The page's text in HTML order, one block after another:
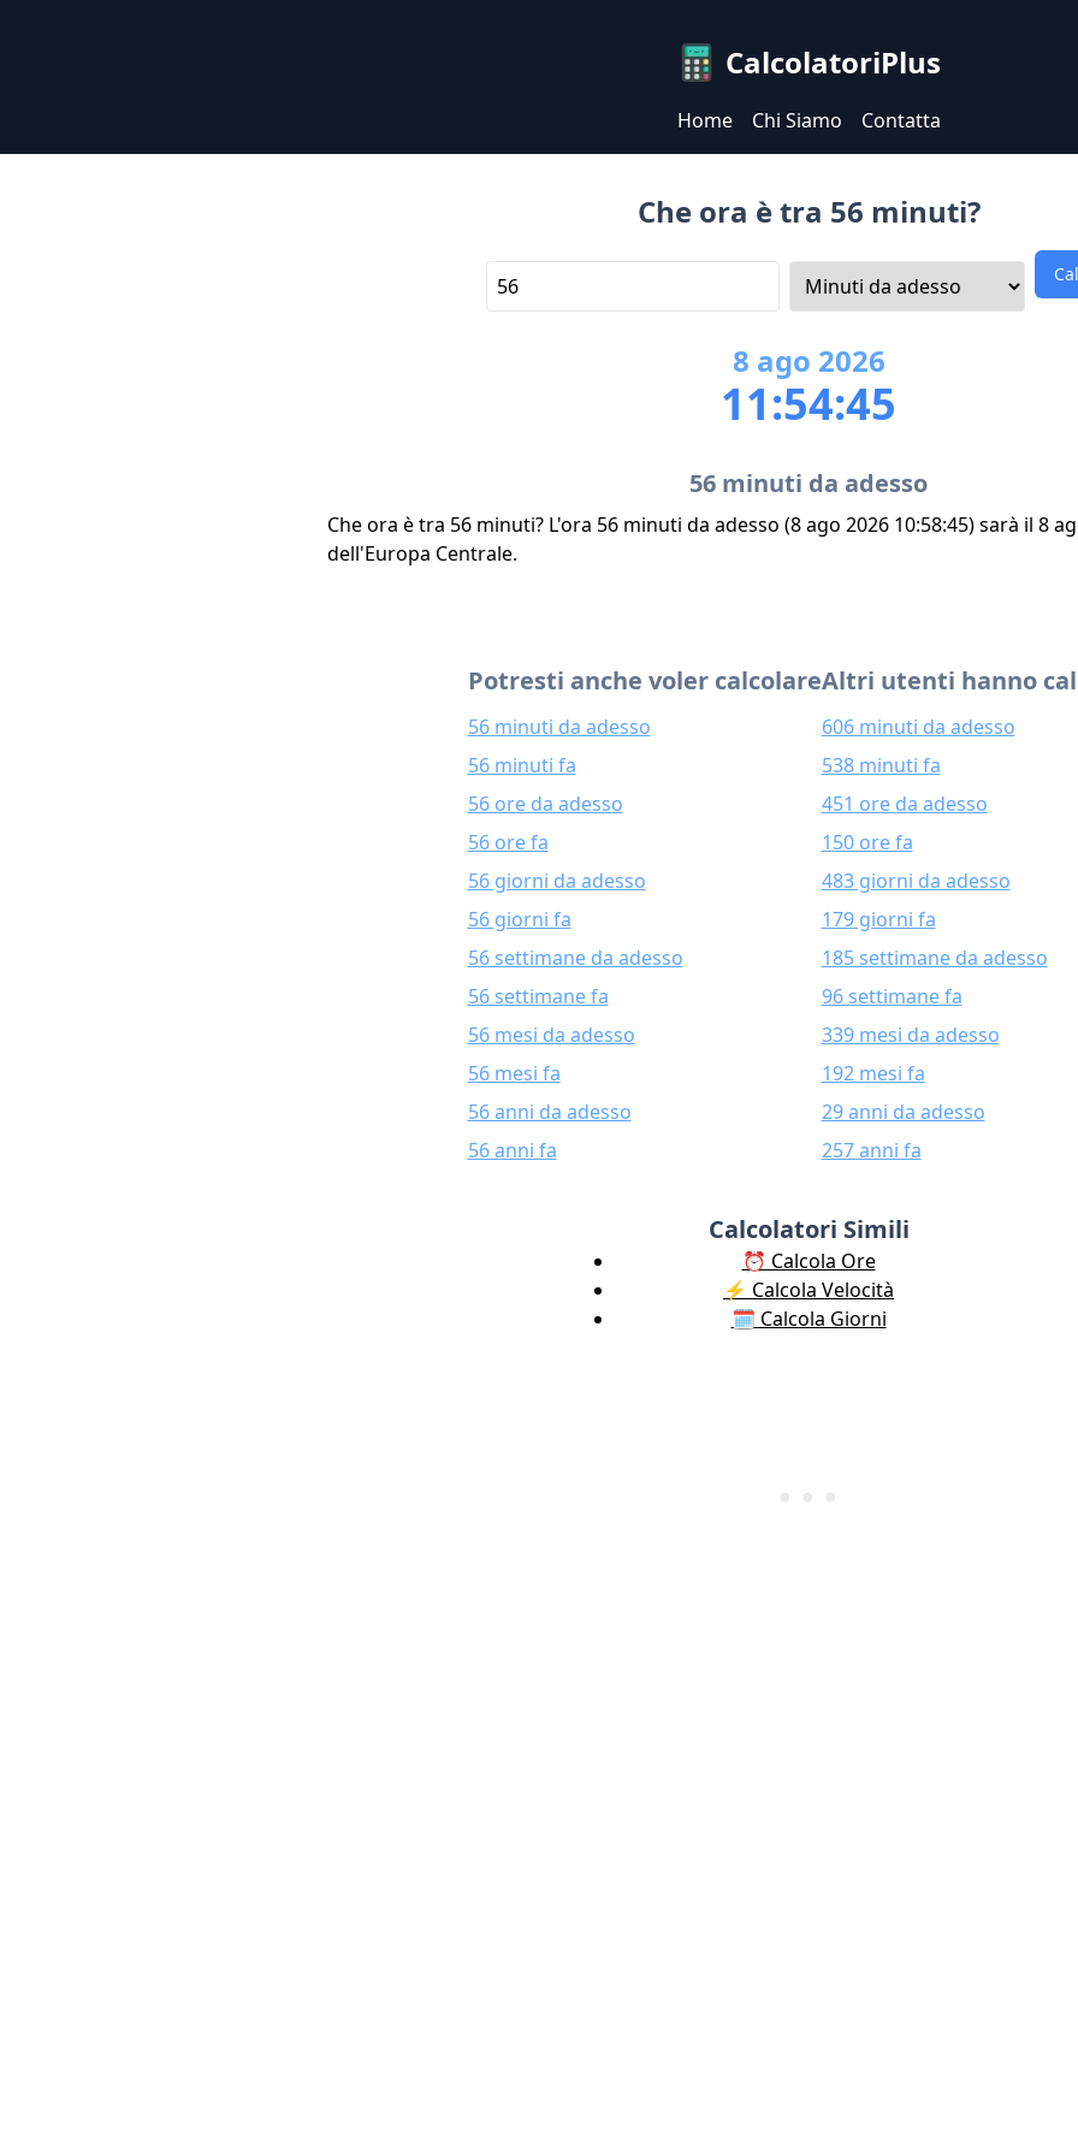
CalcolatoriPlus
Home Chi Siamo Contatta
Che ora è tra 56 minuti?
8 ago 2026
11:54:45
56 minuti da adesso
Che ora è tra 56 minuti? L'ora 56 minuti da adesso (8 ago 2026 10:58:45) sarà il 8
dell'Europa Centrale.
Potresti anche voler calcolare
56 minuti da adesso
56 minuti fa
56 ore da adesso
56 ore fa
56 giorni da adesso
56 giorni fa
56 settimane da adesso
56 settimane fa
56 mesi da adesso
56 mesi fa
56 anni da adesso
56 anni fa
Altri utenti hanno
606 minuti da adesso
538 minuti fa
451 ore da adesso
150 ore fa
483 giorni da adesso
179 giorni fa
185 settimane da adesso
96 settimane fa
339 mesi da adesso
192 mesi fa
29 anni da adesso
257 anni fa
Calcolatori Simili
⏰ Calcola Ore
⚡️ Calcola Velocità
🗓️ Calcola Giorni